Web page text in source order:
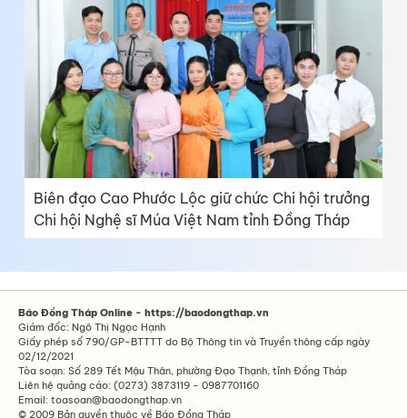
Biên đạo Cao Phước Lộc giữ chức Chi hội trưởng
Chi hội Nghệ sĩ Múa Việt Nam tỉnh Đồng Tháp
Báo Đồng Tháp Online - https://baodongthap.vn
Giám đốc: Ngô Thị Ngọc Hạnh
Giấy phép số 790/GP-BTTTT do Bộ Thông tin và Truyền thông cấp ngày
02/12/2021
Tòa soạn: Số 289 Tết Mậu Thân, phường Đạo Thạnh, tỉnh Đồng Tháp
Liên hệ quảng cáo: (0273) 3873119 - 0987701160
Email: toasoan@baodongthap.vn
© 2009 Bản quyền thuộc về Báo Đồng Tháp